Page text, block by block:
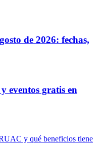
de 2026: fechas,
eventos gratis en
y qué beneficios tiene